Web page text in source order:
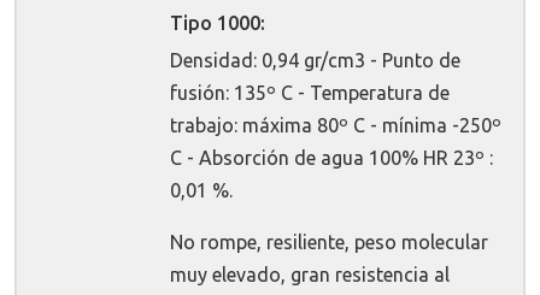
Tipo 1000:
Densidad: 0,94 gr/cm3 - Punto de
fusión: 135º C - Temperatura de
trabajo: máxima 80º C - mínima -250º
C - Absorción de agua 100% HR 23º :
0,01 %.
No rompe, resiliente, peso molecular
muy elevado, gran resistencia al